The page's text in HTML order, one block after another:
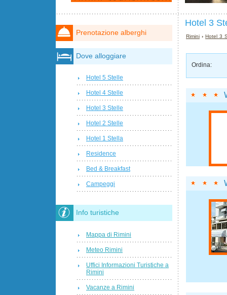
Hotel 3
Rimini ›Hotel 3
Ordina:
Prenotazione alberghi
Dove alloggiare
Hotel 5 Stelle
Hotel 4 Stelle
Hotel 3 Stelle
Hotel 2 Stelle
Hotel 1 Stella
Residence
Bed & Breakfast
Campeggi
Info turistiche
Mappa di Rimini
Meteo Rimini
Uffici Informazioni Turistiche a
Rimini
Vacanze a Rimini